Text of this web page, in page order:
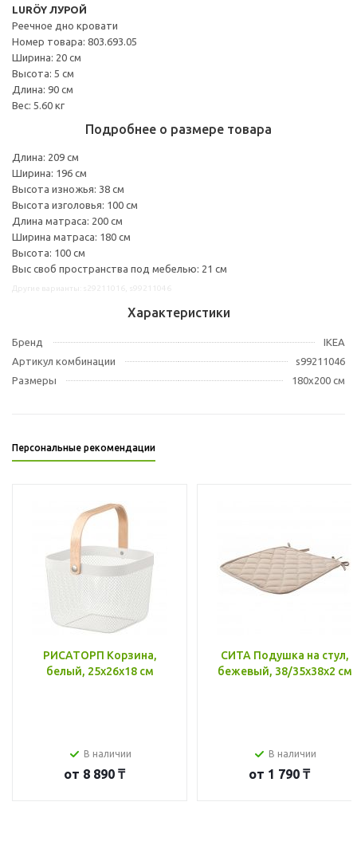
LURÖY ЛУРОЙ
Реечное дно кровати
Номер товара: 803.693.05
Ширина: 20 см
Высота: 5 см
Длина: 90 см
Вес: 5.60 кг
Подробнее о размере товара
Длина: 209 см
Ширина: 196 см
Высота изножья: 38 см
Высота изголовья: 100 см
Длина матраса: 200 см
Ширина матраса: 180 см
Высота: 100 см
Выс своб пространства под мебелью: 21 см
Характеристики
Бренд
IKEA
Артикул комбинации
s99211046
Размеры
180x200 см
Персональные рекомендации
РИСАТОРП Корзина,
белый, 25x26x18 см
В наличии
от 8 890 ₸
СИТА Подушка на стул,
бежевый, 38/35x38x2 см
В наличии
от 1 790 ₸